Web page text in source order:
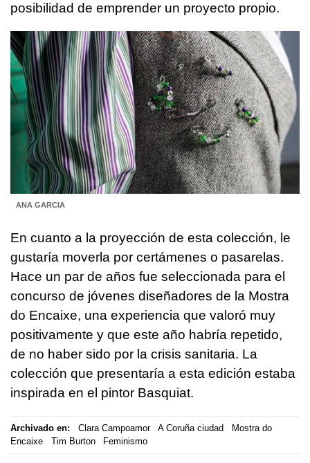
posibilidad de emprender un proyecto propio.
ANA GARCIA
En cuanto a la proyección de esta colección, le
gustaría moverla por certámenes o pasarelas.
Hace un par de años fue seleccionada para el
concurso de jóvenes diseñadores de la Mostra
do Encaixe, una experiencia que valoró muy
positivamente y que este año habría repetido,
de no haber sido por la crisis sanitaria. La
colección que presentaría a esta edición estaba
inspirada en el pintor Basquiat.
Archivado en: Clara Campoamor A Coruña ciudad
Mostra do
Encaixe
Tim Burton Feminismo